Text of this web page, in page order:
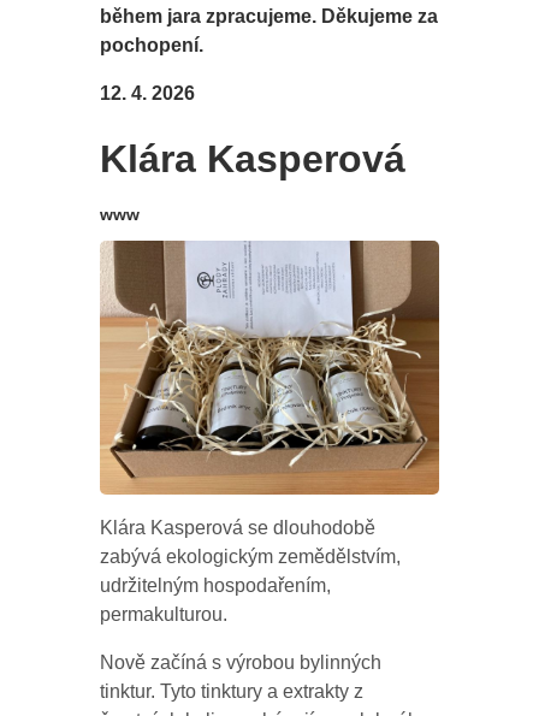
během jara zpracujeme. Děkujeme za
pochopení.
12. 4. 2026
Klára Kasperová
www
Klára Kasperová se dlouhodobě
zabývá ekologickým zemědělstvím,
udržitelným hospodařením,
permakulturou.
Nově začíná s výrobou bylinných
tinktur. Tyto tinktury a extrakty z